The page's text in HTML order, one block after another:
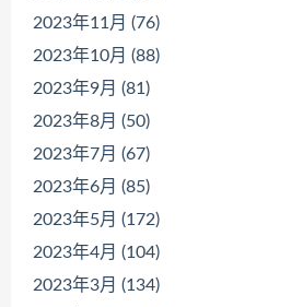
2023年11月 (76)
2023年10月 (88)
2023年9月 (81)
2023年8月 (50)
2023年7月 (67)
2023年6月 (85)
2023年5月 (172)
2023年4月 (104)
2023年3月 (134)